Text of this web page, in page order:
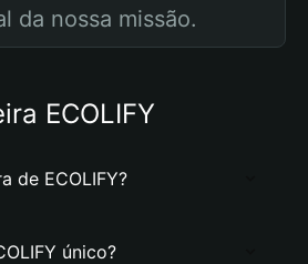
da nossa missão.
ECOLIFY
de ECOLIFY?
único?